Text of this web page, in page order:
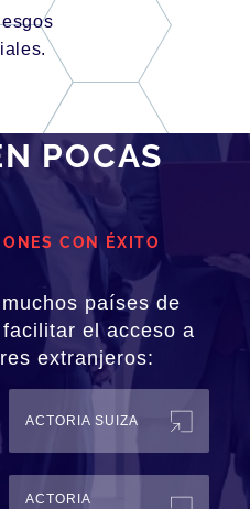
POCAS
CON ÉXITO
países de
el acceso a
extranjeros:
ACTORIA SUIZA
ACTORIA